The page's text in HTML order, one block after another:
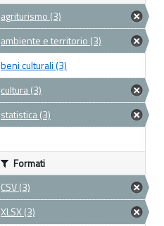
agriturismo (3)
ambiente e territorio (3)
beni culturali (3)
cultura (3)
statistica (3)
Formati
CSV (3)
XLSX (3)